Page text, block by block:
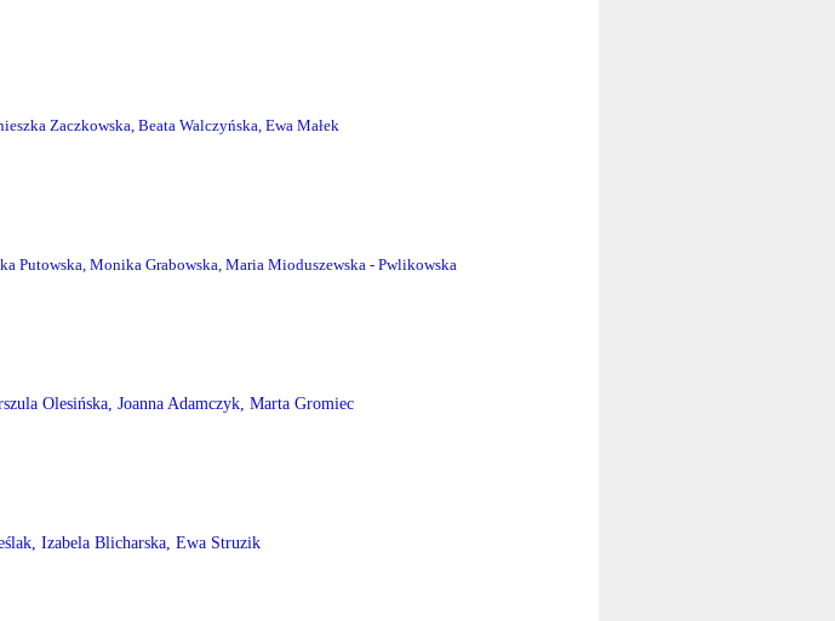
Zaczkowska, Beata Walczyńska, Ewa Małek
Putowska, Monika Grabowska, Maria Mioduszewska - Pwlikowska
Olesińska, Joanna Adamczyk, Marta Gromiec
Izabela Blicharska, Ewa Struzik